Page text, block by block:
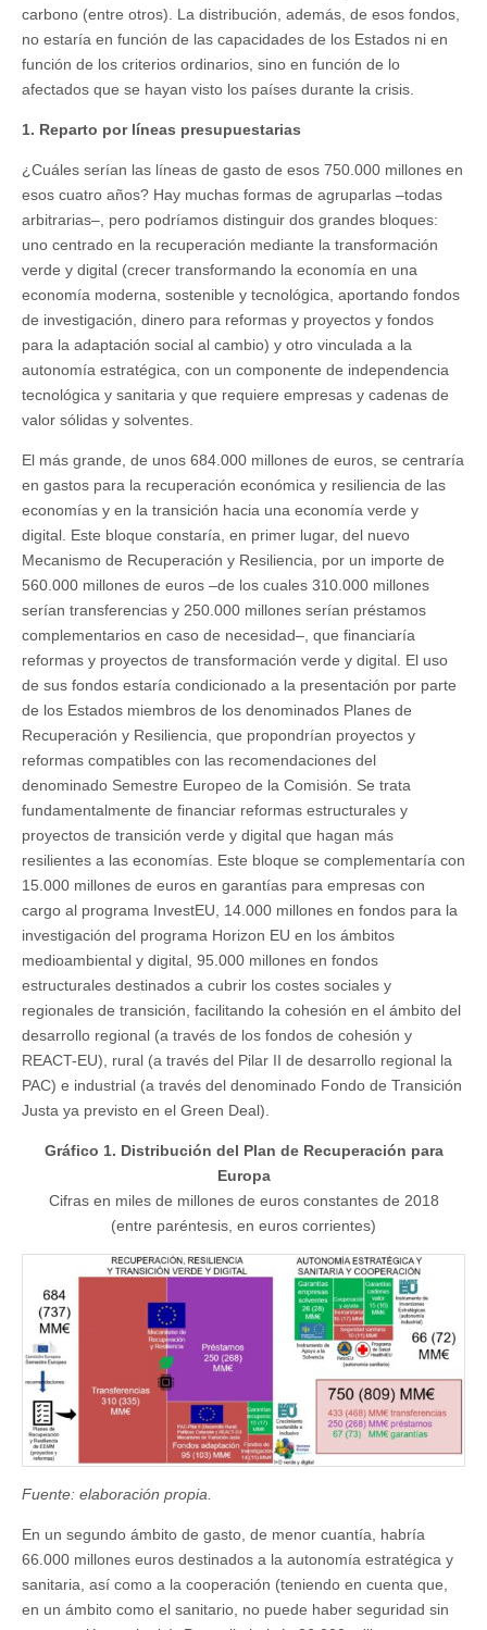
carbono (entre otros). La distribución, además, de esos fondos,
no estaría en función de las capacidades de los Estados ni en
función de los criterios ordinarios, sino en función de lo
afectados que se hayan visto los países durante la crisis.
1. Reparto por líneas presupuestarias
¿Cuáles serían las líneas de gasto de esos 750.000 millones en
esos cuatro años? Hay muchas formas de agruparlas –todas
arbitrarias–, pero podríamos distinguir dos grandes bloques:
uno centrado en la recuperación mediante la transformación
verde y digital (crecer transformando la economía en una
economía moderna, sostenible y tecnológica, aportando fondos
de investigación, dinero para reformas y proyectos y fondos
para la adaptación social al cambio) y otro vinculada a la
autonomía estratégica, con un componente de independencia
tecnológica y sanitaria y que requiere empresas y cadenas de
valor sólidas y solventes.
El más grande, de unos 684.000 millones de euros, se centraría
en gastos para la recuperación económica y resiliencia de las
economías y en la transición hacia una economía verde y
digital. Este bloque constaría, en primer lugar, del nuevo
Mecanismo de Recuperación y Resiliencia, por un importe de
560.000 millones de euros –de los cuales 310.000 millones
serían transferencias y 250.000 millones serían préstamos
complementarios en caso de necesidad–, que financiaría
reformas y proyectos de transformación verde y digital. El uso
de sus fondos estaría condicionado a la presentación por parte
de los Estados miembros de los denominados Planes de
Recuperación y Resiliencia, que propondrían proyectos y
reformas compatibles con las recomendaciones del
denominado Semestre Europeo de la Comisión. Se trata
fundamentalmente de financiar reformas estructurales y
proyectos de transición verde y digital que hagan más
resilientes a las economías. Este bloque se complementaría con
15.000 millones de euros en garantías para empresas con
cargo al programa InvestEU, 14.000 millones en fondos para la
investigación del programa Horizon EU en los ámbitos
medioambiental y digital, 95.000 millones en fondos
estructurales destinados a cubrir los costes sociales y
regionales de transición, facilitando la cohesión en el ámbito del
desarrollo regional (a través de los fondos de cohesión y
REACT-EU), rural (a través del Pilar II de desarrollo regional la
PAC) e industrial (a través del denominado Fondo de Transición
Justa ya previsto en el Green Deal).
Gráfico 1. Distribución del Plan de Recuperación para
Europa
Cifras en miles de millones de euros constantes de 2018
(entre paréntesis, en euros corrientes)
Fuente: elaboración propia.
En un segundo ámbito de gasto, de menor cuantía, habría
66.000 millones euros destinados a la autonomía estratégica y
sanitaria, así como a la cooperación (teniendo en cuenta que,
en un ámbito como el sanitario, no puede haber seguridad sin